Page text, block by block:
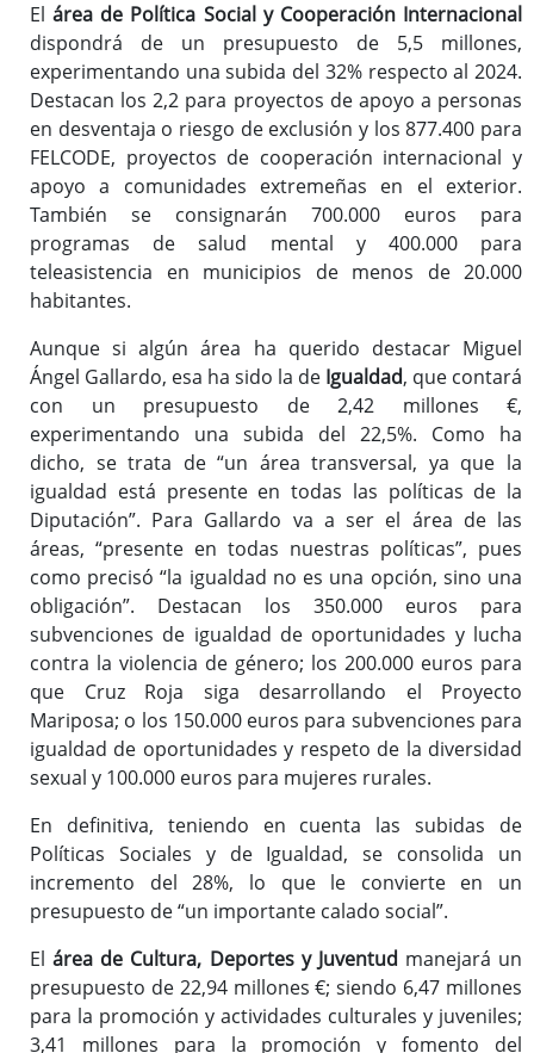
Elárea de Política Social y Cooperación Internacional
dispondrá de un presupuesto de 5,5 millones,
experimentando una subida del 32% respecto al 2024.
Destacan los 2,2 para proyectos de apoyo a personas
en desventaja o riesgo de exclusión y los 877.400 para
FELCODE, proyectos de cooperación internacional y
apoyo a comunidades extremeñas en el exterior.
También se consignarán 700.000 euros para
programas de salud mental y 400.000 para
teleasistencia en municipios de menos de 20.000
habitantes.
Aunque si algún área ha querido destacar Miguel
Ángel Gallardo, esa ha sido la de Igualdad, que contará
con un presupuesto de 2,42 millones €,
experimentando una subida del 22,5%. Como ha
dicho, se trata de “un área transversal, ya que la
igualdad está presente en todas las políticas de la
Diputación”. Para Gallardo va a ser el área de las
áreas, “presente en todas nuestras políticas”, pues
como precisó “la igualdad no es una opción, sino una
obligación”. Destacan los 350.000 euros para
subvenciones de igualdad de oportunidades y lucha
contra la violencia de género; los 200.000 euros para
que Cruz Roja siga desarrollando el Proyecto
Mariposa; o los 150.000 euros para subvenciones para
igualdad de oportunidades y respeto de la diversidad
sexual y 100.000 euros para mujeres rurales.
En definitiva, teniendo en cuenta las subidas de
Políticas Sociales y de Igualdad, se consolida un
incremento del 28%, lo que le convierte en un
presupuesto de “un importante calado social”.
Elárea de Cultura, Deportes y Juventud manejará un
presupuesto de 22,94 millones €; siendo 6,47 millones
para la promoción y actividades culturales y juveniles;
3,41 millones para la promoción y fomento del